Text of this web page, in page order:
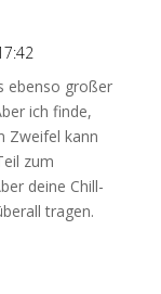
ebenso großer
ich finde,
Zweifel kann
zum
deine Chill-
tragen.